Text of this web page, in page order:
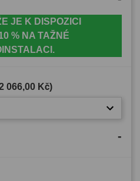
JE K DISPOZICI
% NA TAŽNÉ
066,00 Kč)
-